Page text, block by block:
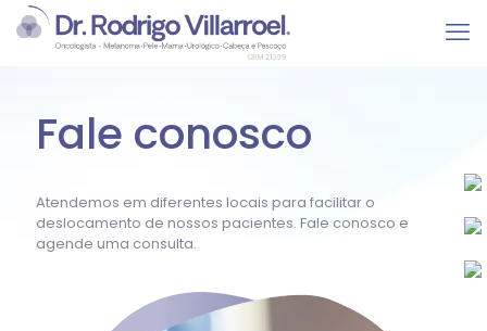
Fale conosco
Atendemos em diferentes locais para facilitar o
deslocamento de nossos pacientes. Fale conosco e
agende uma consulta.